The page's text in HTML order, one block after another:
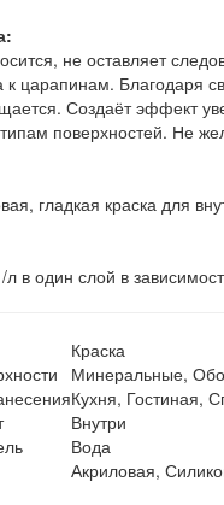
не оставляет
к царапинам. Благодаря
Создаёт эффект
поверхностей. Не
гладкая краска для
в один слой в
Краска
Минеральные,
Кухня, Гостиная,
Внутри
Вода
Акриловая,